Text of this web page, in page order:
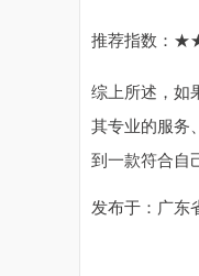
推荐指数
综上所述，如
其专业的服务
到一款符合自
发布于：广东